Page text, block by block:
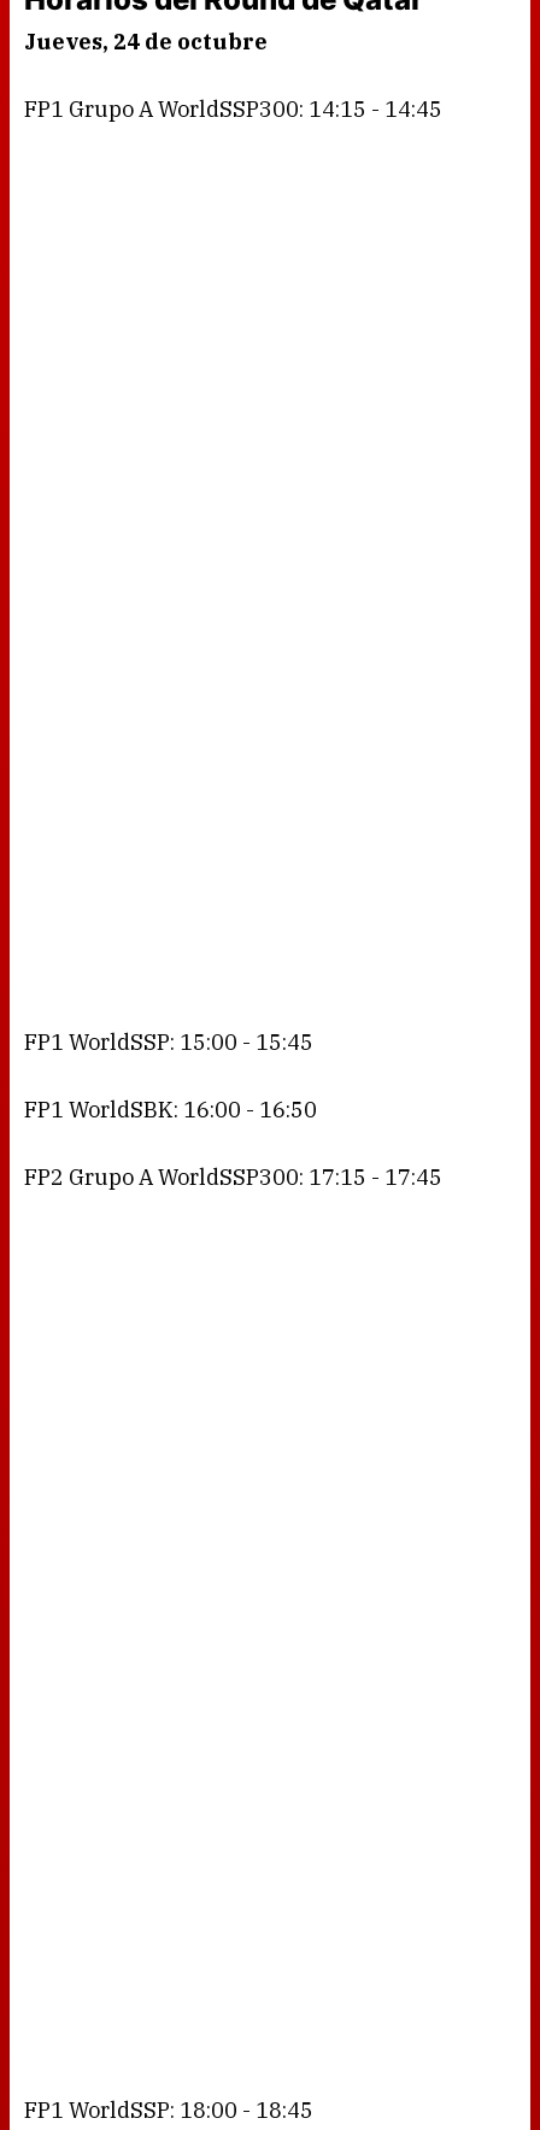
Jueves, 24 de octubre
FP1 Grupo A WorldSSP300: 14:15 - 14:45
FP1 WorldSSP: 15:00 - 15:45
FP1 WorldSBK: 16:00 - 16:50
FP2 Grupo A WorldSSP300: 17:15 - 17:45
FP1 WorldSSP: 18:00 - 18:45